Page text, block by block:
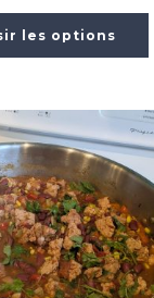
les options